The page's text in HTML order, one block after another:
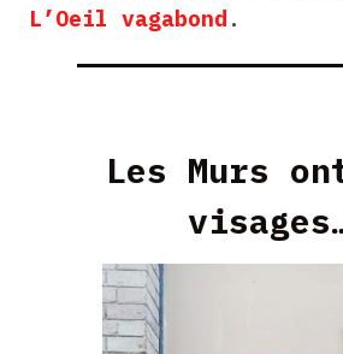
L’Oeil vagabond .
Les Murs